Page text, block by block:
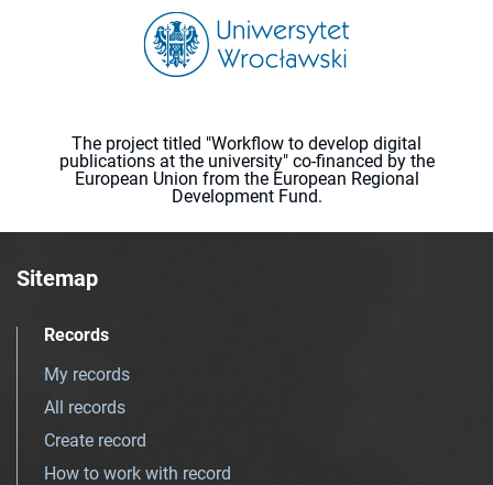
The project titled "Workflow to develop digital
publications at the university" co-financed by the
European Union from the European Regional
Development Fund.
Sitemap
Records
My records
All records
Create record
How to work with record